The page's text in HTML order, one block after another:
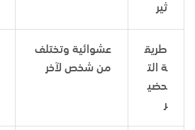
ثير
طريق
ة الت
حضي
ر
عشوائية وتختلف
من شخص لآخر